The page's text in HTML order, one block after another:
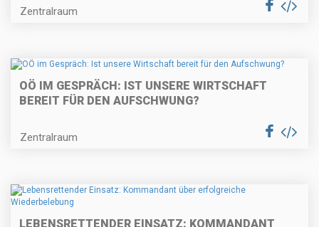
Zentralraum
OÖ IM GESPRÄCH: IST UNSERE WIRTSCHAFT
BEREIT FÜR DEN AUFSCHWUNG?
Zentralraum
LEBENSRETTENDER EINSATZ: KOMMANDANT